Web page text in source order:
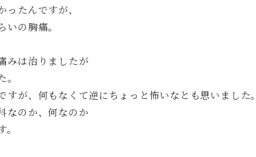
ったんですが、
いの胸痛。
みは治りましたが
。
すが、何もなくて逆にちょっと怖いなとも思いました。
なのか、何なのか